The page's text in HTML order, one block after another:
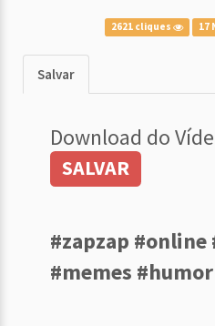
2621 cliques 17
Salvar
Download do
SALVAR
#zapzap
#memes